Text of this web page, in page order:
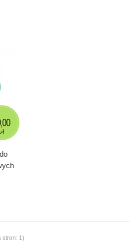
zł
stron: 1)